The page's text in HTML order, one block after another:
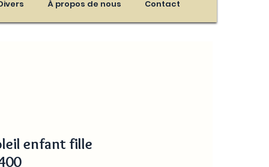
À propos de nous Contact
enfant fille